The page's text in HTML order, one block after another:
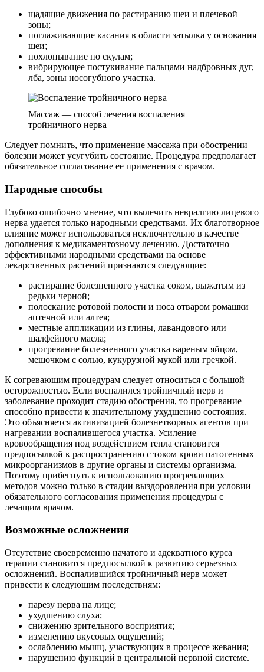
щадящие движения по растиранию шеи и плечевой
зоны;
поглаживающие касания в области затылка у основания
шеи;
похлопывание по скулам;
вибрирующее постукивание пальцами надбровных дуг,
лба, зоны носогубного участка.
Массаж — способ лечения воспаления
тройничного нерва
Следует помнить, что применение массажа при обострении
болезни может усугубить состояние. Процедура предполагает
обязательное согласование ее применения с врачом.
Народные способы
Глубоко ошибочно мнение, что вылечить невралгию лицевого
нерва удается только народными средствами. Их благотворное
влияние может использоваться исключительно в качестве
дополнения к медикаментозному лечению. Достаточно
эффективными народными средствами на основе
лекарственных растений признаются следующие:
растирание болезненного участка соком, выжатым из
редьки черной;
полоскание ротовой полости и носа отваром ромашки
аптечной или алтея;
местные аппликации из глины, лавандового или
шалфейного масла;
прогревание болезненного участка вареным яйцом,
мешочком с солью, кукурузной мукой или гречкой.
К согревающим процедурам следует относиться с большой
осторожностью. Если воспалился тройничный нерв и
заболевание проходит стадию обострения, то прогревание
способно привести к значительному ухудшению состояния.
Это объясняется активизацией болезнетворных агентов при
нагревании воспалившегося участка. Усиление
кровообращения под воздействием тепла становится
предпосылкой к распространению с током крови патогенных
микроорганизмов в другие органы и системы организма.
Поэтому прибегнуть к использованию прогревающих
методов можно только в стадии выздоровления при условии
обязательного согласования применения процедуры с
лечащим врачом.
Возможные осложнения
Отсутствие своевременно начатого и адекватного курса
терапии становится предпосылкой к развитию серьезных
осложнений. Воспалившийся тройничный нерв может
привести к следующим последствиям:
парезу нерва на лице;
ухудшению слуха;
снижению зрительного восприятия;
изменению вкусовых ощущений;
ослаблению мышц, участвующих в процессе жевания;
нарушению функций в центральной нервной системе.